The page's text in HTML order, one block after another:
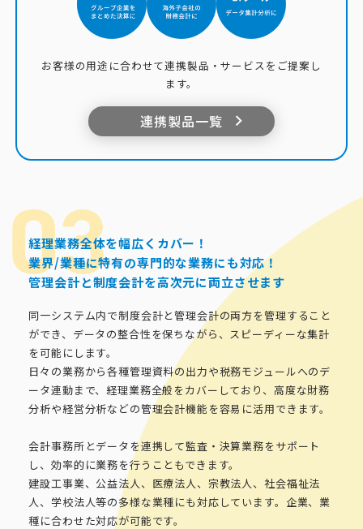
お客様の用途に合わせて連携製品・サービスをご提案し
ます。
連携製品一覧
経理業務全体を幅広くカバー！
業界/業種に特有の専門的な業務にも対応！
管理会計と制度会計を高次元に両立させます
同一システム内で制度会計と管理会計の両方を管理すること
ができ、データの整合性を保ちながら、スピーディーな集計
を可能にします。
日々の業務から各種管理資料の出力や税務モジュールへのデ
ータ連動まで、経理業務全般をカバーしており、高度な財務
分析や経営分析などの管理会計機能を容易に活用できます。
会計事務所とデータを連携して監査・決算業務をサポート
し、効率的に業務を行うこともできます。
建設工事業、公益法人、医療法人、宗教法人、社会福祉法
人、学校法人等の多様な業種にも対応しています。企業、業
種に合わせた対応が可能です。